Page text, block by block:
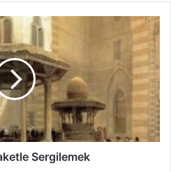
Sergilemek